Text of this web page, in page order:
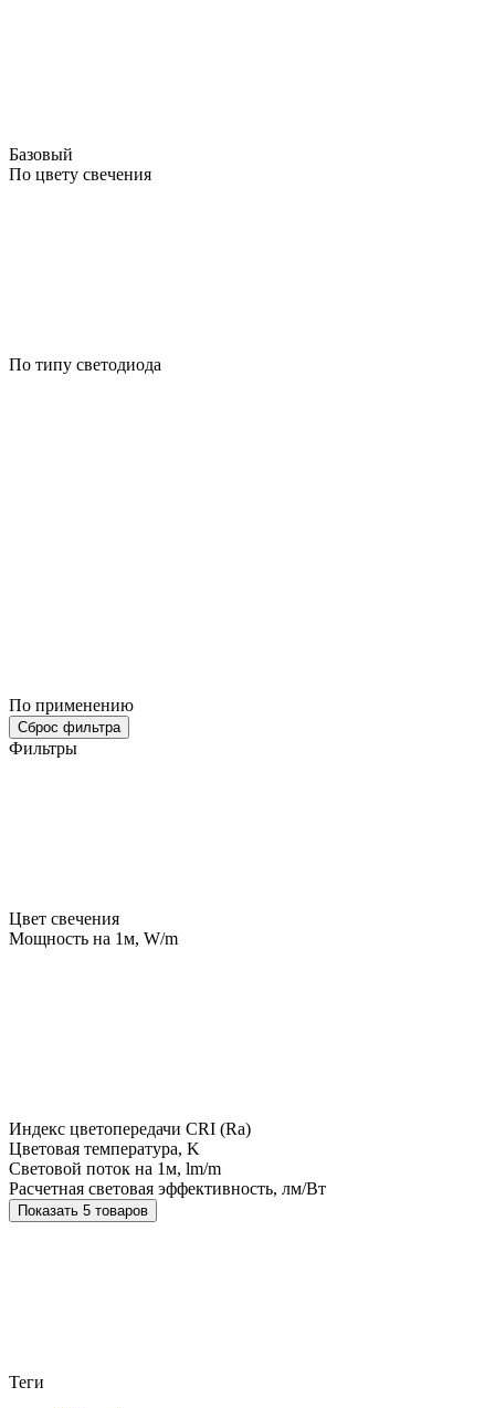
Базовый
По цвету свечения
По типу светодиода
По применению
Сброс фильтра
Фильтры
Цвет свечения
Мощность на 1м, W/m
Индекс цветопередачи CRI (Ra)
Цветовая температура, K
Световой поток на 1м, lm/m
Расчетная световая эффективность, лм/Вт
Показать 5 товаров
Теги